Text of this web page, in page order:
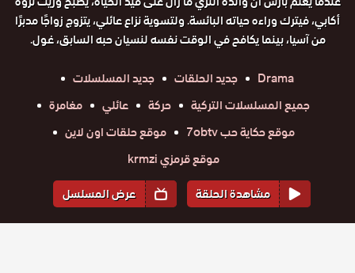
أكابي، فيترك وراءه حياته البائسة. ولتسوية نزاع عائلي، يتزوج زواجًا مدبرًا
من آسيا، بينما يكافح في الوقت نفسه لنسيان حبه السابق، غول.
Drama
جديد الحلقات
جديد المسلسلات
جميع المسلسلات التركية
حركة عائلي
مغامرة
موقع حكاية حب 7obtv
موقع حلقات اون لاين
موقع قرمزي krmzi
مشاهدة الحلقة
عرض المسلسل